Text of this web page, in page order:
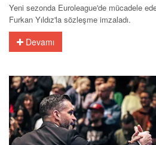
Yeni sezonda Euroleague'de mücadele
Furkan Yıldız'la sözleşme imzaladı.
Devamı